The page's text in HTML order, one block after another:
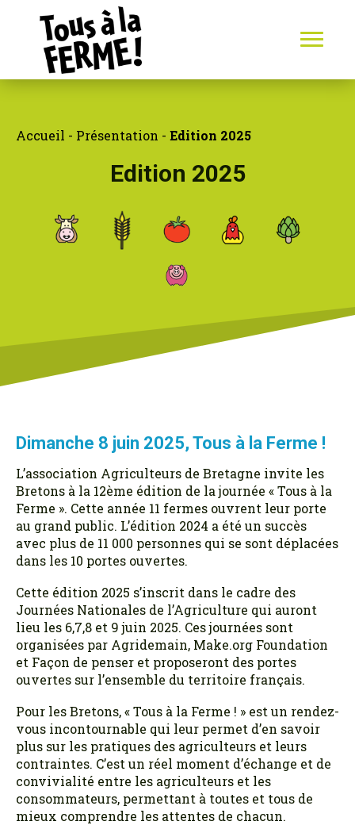
Accueil - Présentation - Edition 2025
Edition 2025
Dimanche 8 juin 2025, Tous à la Ferme !
L’association Agriculteurs de Bretagne invite les
Bretons à la 12ème édition de la journée « Tous à la
Ferme ». Cette année 11 fermes ouvrent leur porte
au grand public. L’édition 2024 a été un succès
avec plus de 11 000 personnes qui se sont déplacées
dans les 10 portes ouvertes.
Cette édition 2025 s’inscrit dans le cadre des
Journées Nationales de l’Agriculture qui auront
lieu les 6,7,8 et 9 juin 2025. Ces journées sont
organisées par Agridemain, Make.org Foundation
et Façon de penser et proposeront des portes
ouvertes sur l’ensemble du territoire français.
Pour les Bretons, « Tous à la Ferme ! » est un rendez-
vous incontournable qui leur permet d’en savoir
plus sur les pratiques des agriculteurs et leurs
contraintes. C’est un réel moment d’échange et de
convivialité entre les agriculteurs et les
consommateurs, permettant à toutes et tous de
mieux comprendre les attentes de chacun.